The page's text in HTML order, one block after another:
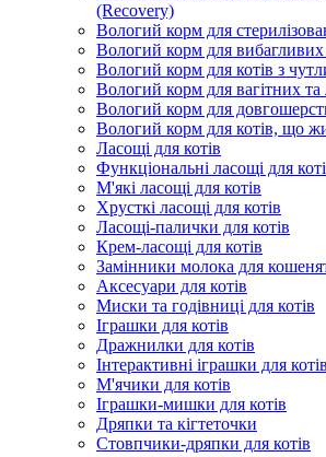
(Recovery)
Вологий корм для
Вологий корм для вибагливих
Вологий корм для котів з
Вологий корм для вагітних
Вологий корм для
Вологий корм для котів, що
Ласощі для котів
Функціональні ласощі для
М'які ласощі для котів
Хрусткі ласощі для котів
Ласощі-палички для котів
Крем-ласощі для котів
Замінники молока для
Аксесуари для котів
Миски та годівниці для котів
Іграшки для котів
Дражнилки для котів
Інтерактивні іграшки для котів
М'ячики для котів
Іграшки-мишки для котів
Дряпки та кігтеточки
Стовпчики-дряпки для котів